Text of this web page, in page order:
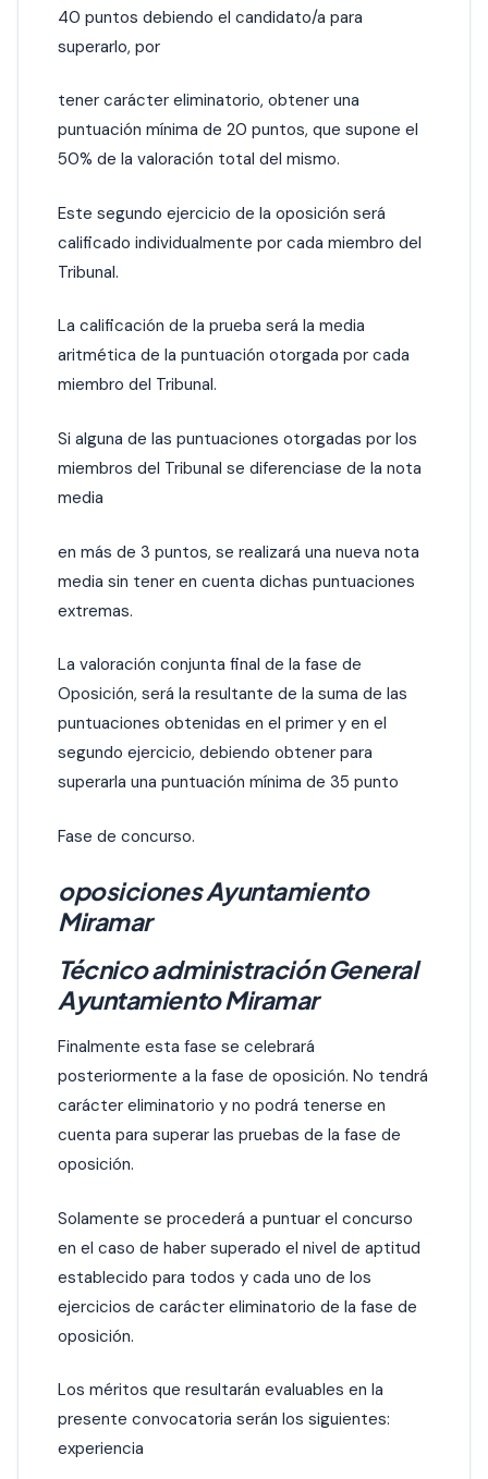
40 puntos debiendo el candidato/a para
superarlo, por
tener carácter eliminatorio, obtener una
puntuación mínima de 20 puntos, que supone el
50% de la valoración total del mismo.
Este segundo ejercicio de la oposición será
calificado individualmente por cada miembro del
Tribunal.
La calificación de la prueba será la media
aritmética de la puntuación otorgada por cada
miembro del Tribunal.
Si alguna de las puntuaciones otorgadas por los
miembros del Tribunal se diferenciase de la nota
media
en más de 3 puntos, se realizará una nueva nota
media sin tener en cuenta dichas puntuaciones
extremas.
La valoración conjunta final de la fase de
Oposición, será la resultante de la suma de las
puntuaciones obtenidas en el primer y en el
segundo ejercicio, debiendo obtener para
superarla una puntuación mínima de 35 punto
Fase de concurso.
oposiciones Ayuntamiento
Miramar
Técnico administración General
Ayuntamiento Miramar
Finalmente esta fase se celebrará
posteriormente a la fase de oposición. No tendrá
carácter eliminatorio y no podrá tenerse en
cuenta para superar las pruebas de la fase de
oposición.
Solamente se procederá a puntuar el concurso
en el caso de haber superado el nivel de aptitud
establecido para todos y cada uno de los
ejercicios de carácter eliminatorio de la fase de
oposición.
Los méritos que resultarán evaluables en la
presente convocatoria serán los siguientes:
experiencia